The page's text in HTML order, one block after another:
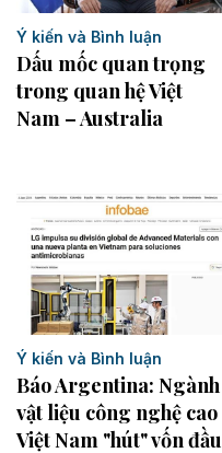
Ý kiến và Bình luận
Dấu mốc quan trọng
trong quan hệ Việt
Nam – Australia
Ý kiến và Bình luận
Báo Argentina: Ngành
vật liệu công nghệ cao
Việt Nam "hút" vốn đầu